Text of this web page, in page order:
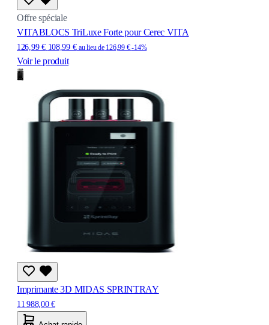
Offre spéciale
VITABLOCS TriLuxe Forte pour Cerec VITA
126,99 € 108,99 € au lieu de 126,99 €-14%
Voir le produit
Imprimante 3D MIDAS SPRINTRAY
11 988,00 €